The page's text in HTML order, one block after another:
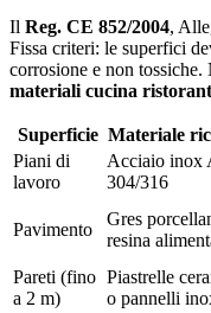
Il Reg. CE 852/2004,
Fissa criteri: le superfici
corrosione e non
materiali cucina
Superficie Materiale
Piani di
lavoro
Acciaio inox
304/316
Pavimento
Gres
resina
Pareti (fino
a 2 m)
Piastrelle
o pannelli